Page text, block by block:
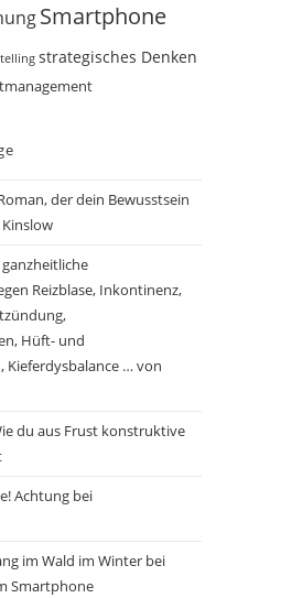
Smartphone
strategisches Denken
der dein Bewusstsein
ganzheitliche
Reizblase, Inkontinenz,
Hüft- und
Kieferdysbalance … von
du aus Frust konstruktive
Achtung bei
im Wald im Winter bei
Smartphone